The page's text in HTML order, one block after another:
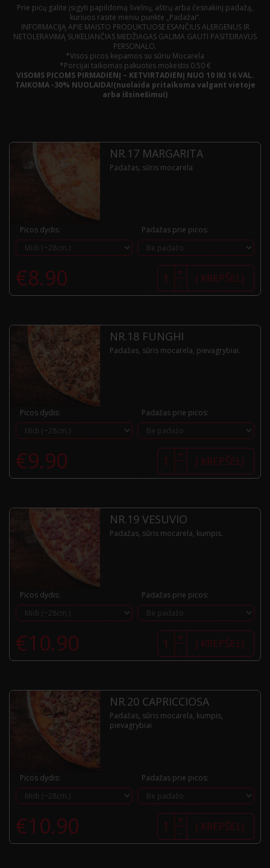
Prie picų galite įsigyti papildomą švelnų, aštrų arba česnakinį padažą,
kuriuos rasite meniu punkte „Padažai“.
INFORMACIJĄ APIE MAISTO PRODUKTUOSE ESANČIUS ALERGENUS IR
NETOLERAVIMĄ SUKELIANČIAS MEDŽIAGAS GALIMA GAUTI PASITEIRAVUS
PERSONALO.
*Visos picos kepamos su sūriu Mocarela
*Porcijai taikomas pakuotės mokestis 0.50 €
VISOMS PICOMS PIRMADIENĮ – KETVIRTADIENĮ NUO 10 IKI 16 VAL.
TAIKOMA -30% NUOLAIDA!(nuolaida pritaikoma valgant vietoje
arba išsinešimui)
NR.17 MARGARITA
Padažas, sūris mocarela
Picos dydis: Padažas prie picos:
€8.90 produkto
kiekis:
Nr.17
Margarita
-
+ Į KREPŠELĮ
NR.18 FUNGHI
Padažas, sūris mocarela, pievagrybiai.
Picos dydis: Padažas prie picos:
€9.90 produkto
kiekis:
Nr.18
Funghi
-
+ Į KREPŠELĮ
NR.19 VESUVIO
Padažas, sūris mocarela, kumpis.
Picos dydis: Padažas prie picos:
€10.90 produkto
kiekis:
Nr.19
Vesuvio
-
+ Į KREPŠELĮ
NR.20 CAPRICCIOSA
Padažas, sūris mocarela, kumpis,
pievagrybiai
Picos dydis: Padažas prie picos:
€10.90 produkto
kiekis:
Nr.20
Capricciosa
-
+ Į KREPŠELĮ